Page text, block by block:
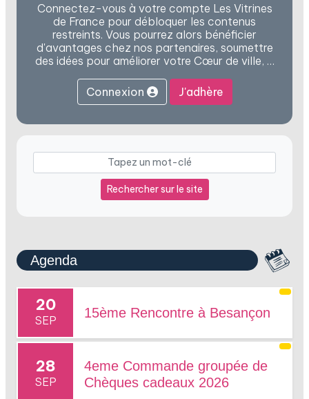
Connectez-vous à votre compte Les Vitrines
de France pour débloquer les contenus
restreints. Vous pourrez alors bénéficier
d'avantages chez nos partenaires, soumettre
des idées pour améliorer votre Cœur de ville, …
Connexion J'adhère
Rechercher sur le site
Agenda
20
SEP 15ème Rencontre à Besançon
28
SEP
4eme Commande groupée de
Chèques cadeaux 2026